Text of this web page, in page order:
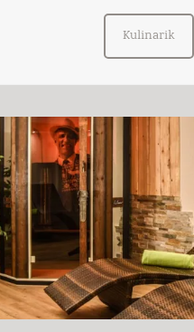
Kulinarik